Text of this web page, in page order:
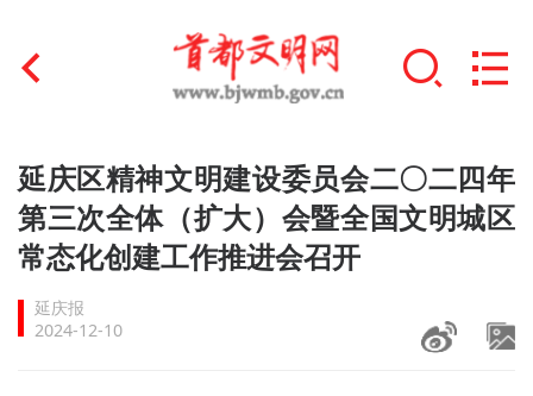
首页
文明创建
+
文明实践
文明培育
+
延庆区精神文明建设委员会二〇二四年
第三次全体（扩大）会暨全国文明城区
常态化创建工作推进会召开
延庆报
2024-12-10